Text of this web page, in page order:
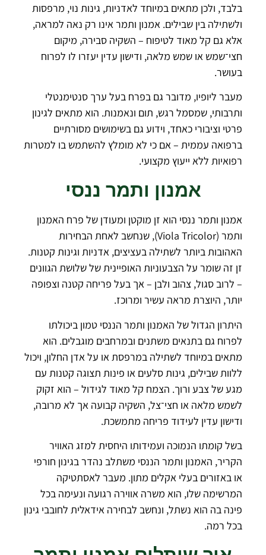
בלבד, ולכן מתאים במיוחד לאדניות, גינות נוי, מרפסות
ולשתילה בין שבילים. אמנון ותמר אינו רק נאה למראה,
אלא גם קל מאוד לטיפוח – השקיה סבירה, מיקום
חצי־שמש או שמש מלאה, ודישון עדין יעזרו לו לפרוח
בעושר.
מעבר ליופיו, מדובר גם בפרח בעל ערך סנטימנטלי
ותרבותי, שמסמל רגש, תום ונאמנות. הוא מתאים לגינון
פרטי וציבורי כאחד, וידוע גם בשימושים מסורתיים
ברפואה עממית – אם כי לא מומלץ להשתמש בו למטרות
רפואיות ללא ייעוץ מקצועי.
אמנון ותמר ננסי
אמנון ותמר ננסי הוא זן מוקטן ומעודן של פרח האמנון
ותמר (Viola Tricolor), שנחשב לאחת הבחירות
האהובות ביותר לשתילה בעציצים, אדניות וגינות קטנות.
זן זה שומר על הצבעוניות האופיינית של שלושת הגוונים
– לרוב סגול, צהוב ולבן – אך בעל פריחה קטנה וצפופה
יותר, היוצרת מראה עשיר ומרוכז.
היתרון הגדול של האמנון ותמר הננסי טמון ביכולתו
לפרוח גם בתנאים משתנים ובמרחבים מוגבלים. הוא
מתאים במיוחד לשתילה במרפסת או על אדן החלון, ויכול
ללוות שבילים, גינות סלעים או פינות תצוגה קטנות עם
מגע של צבע ורוך. הצמח קל מאוד לגידול – הוא זקוק
לשמש מלאה או חצי־צל, השקיה קבועה אך לא מרובה,
ודישון עדין לעידוד פריחה מתמשכת.
בשל קומתו הנמוכה ועמידותו היחסית למזג האוויר
הקריר, האמנון ותמר הננסי משתלב נהדר בגינון חורפי
או באזורים בעלי אקלים מתון. מעבר לאסתטיקה
המרשימה שלו, הוא משרה אווירה רגועה ונעימה בכל
פינה בה הוא נשתל, ונחשב לבחירה אידאלית לחובבי גינון
בכל רמה.